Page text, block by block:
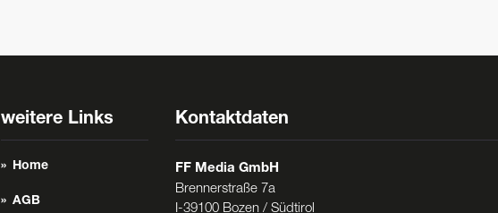
weitere Links
Home
AGB
Kontaktdaten
FF Media GmbH
Brennerstraße 7a
I-39100 Bozen / Südtirol